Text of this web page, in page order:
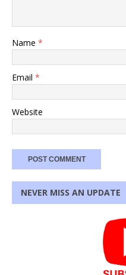
Name *
Email *
Website
NEVER MISS AN UPDATE